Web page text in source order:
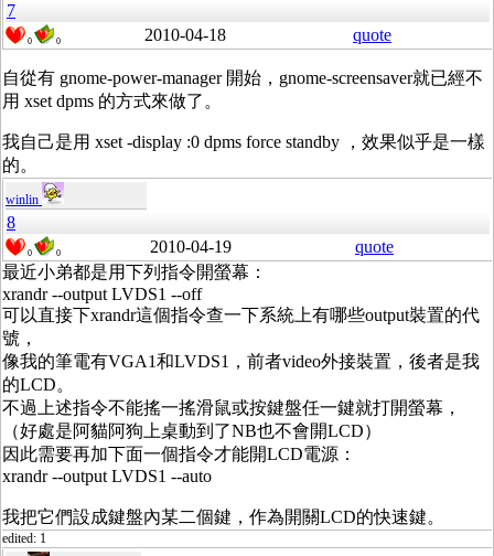
7
0 0 2010-04-18 quote
自從有 gnome-power-manager 開始，gnome-screensaver就已經不
用 xset dpms 的方式來做了。
我自己是用 xset -display :0 dpms force standby ，效果似乎是一樣
的。
winlin
8
0 0 2010-04-19
quote
最近小弟都是用下列指令開螢幕：
xrandr --output LVDS1 --off
可以直接下xrandr這個指令查一下系統上有哪些output裝置的代
號，
像我的筆電有VGA1和LVDS1，前者video外接裝置，後者是我
的LCD。
不過上述指令不能搖一搖滑鼠或按鍵盤任一鍵就打開螢幕，
（好處是阿貓阿狗上桌動到了NB也不會開LCD）
因此需要再加下面一個指令才能開LCD電源：
xrandr --output LVDS1 --auto
我把它們設成鍵盤內某二個鍵，作為開關LCD的快速鍵。
edited: 1